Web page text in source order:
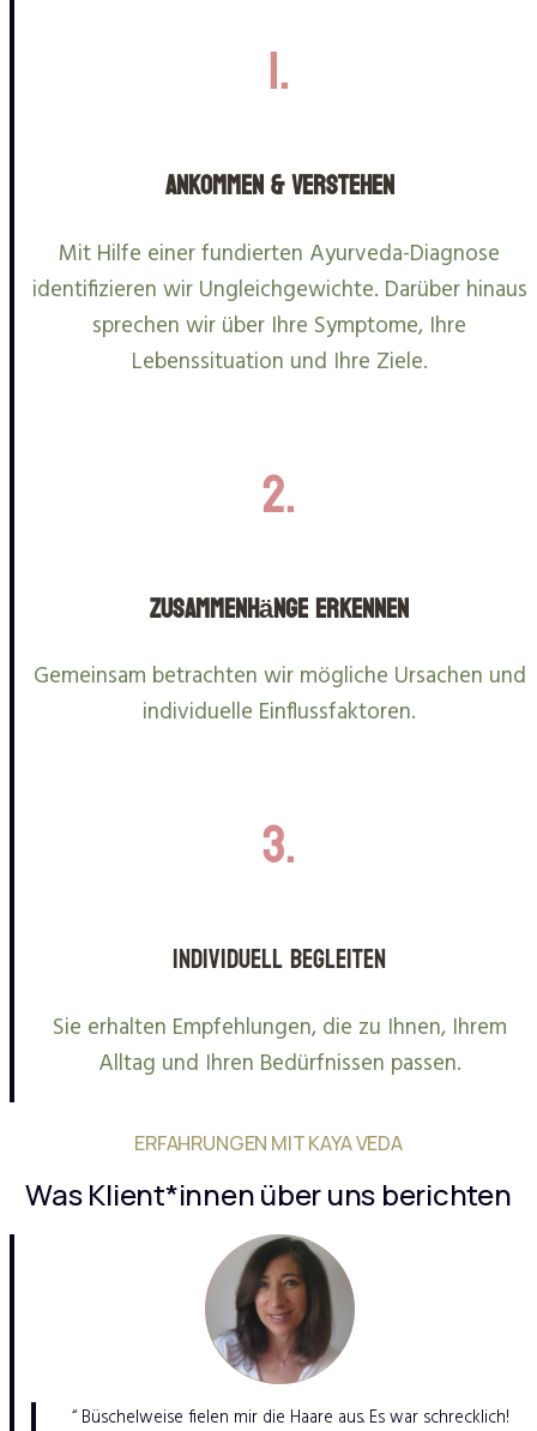
1.
Ankommen & Verstehen
Mit Hilfe einer fundierten Ayurveda-Diagnose
identifizieren wir Ungleichgewichte. Darüber hinaus
sprechen wir über Ihre Symptome, Ihre
Lebenssituation und Ihre Ziele.
2.
Zusammenhänge erkennen
Gemeinsam betrachten wir mögliche Ursachen und
individuelle Einflussfaktoren.
3.
Individuell begleiten
Sie erhalten Empfehlungen, die zu Ihnen, Ihrem
Alltag und Ihren Bedürfnissen passen.
ERFAHRUNGEN MIT KAYA VEDA
Was Klient*innen über uns berichten
“ Büschelweise fielen mir die Haare aus. Es war schrecklich!